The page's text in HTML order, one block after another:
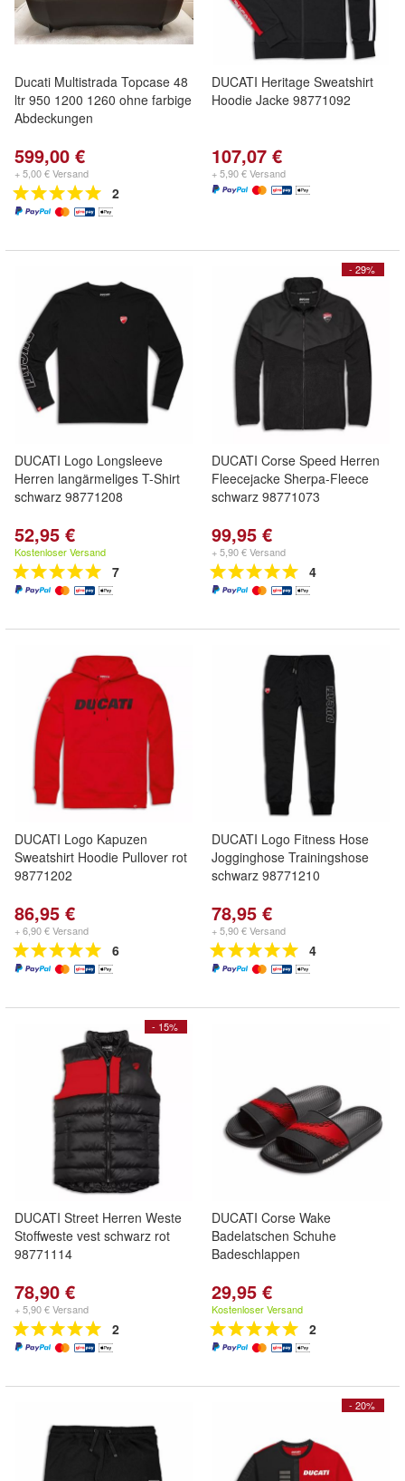
Ducati Multistrada Topcase 48
ltr 950 1200 1260 ohne farbige
Abdeckungen
599,00 €
+ 5,00 € Versand
2
DUCATI Heritage Sweatshirt
Hoodie Jacke 98771092
107,07 €
+ 5,90 € Versand
DUCATI Logo Longsleeve
Herren langärmeliges T-Shirt
schwarz 98771208
52,95 €
Kostenloser Versand
7
- 29%
DUCATI Corse Speed Herren
Fleecejacke Sherpa-Fleece
schwarz 98771073
99,95 €
+ 5,90 € Versand
4
DUCATI Logo Kapuzen
Sweatshirt Hoodie Pullover rot
98771202
86,95 €
+ 6,90 € Versand
6
DUCATI Logo Fitness Hose
Jogginghose Trainingshose
schwarz 98771210
78,95 €
+ 5,90 € Versand
4
- 15%
DUCATI Street Herren Weste
Stoffweste vest schwarz rot
98771114
78,90 €
+ 5,90 € Versand
2
DUCATI Corse Wake
Badelatschen Schuhe
Badeschlappen
29,95 €
Kostenloser Versand
2
- 20%